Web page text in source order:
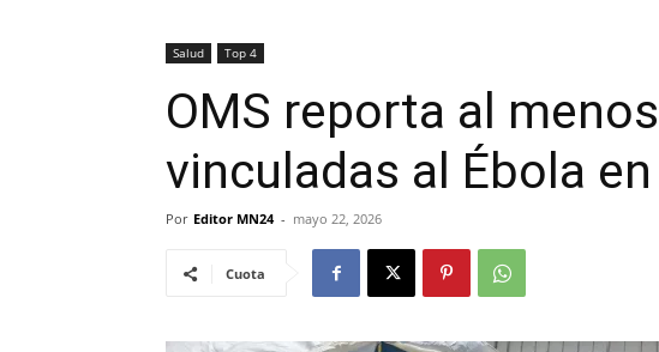
Salud Top 4
OMS reporta al
vinculadas al Ébola
Por Editor MN24 - mayo 22, 2026
Cuota